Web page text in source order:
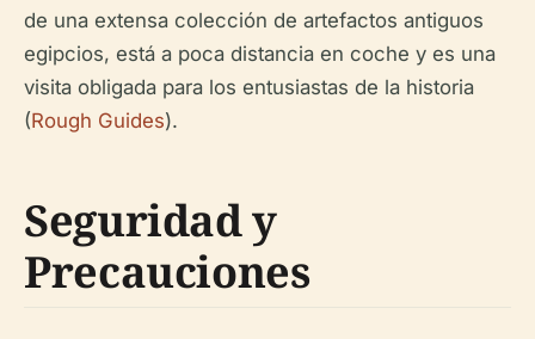
de una extensa colección de artefactos antiguos
egipcios, está a poca distancia en coche y es una
visita obligada para los entusiastas de la historia
(Rough Guides).
Seguridad y
Precauciones